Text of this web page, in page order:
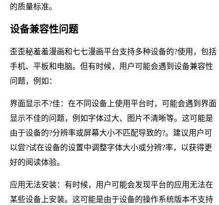
的质量标准。
设备兼容性问题
歪歪秘羞羞漫画和七七漫画平台支持多种设备的?使用，包括
手机、平板和电脑。但有时候，用户可能会遇到设备兼容性
问题，例如：
界面显示不?佳：在不同设备上使用平台时，可能会遇到界面
显示不佳的问题，例如字体过大、图片不清晰等。这可能是
由于设备的?分辨率或屏幕大小不匹配导致的?。建议用户可
以尝?试在设备的设置中调整字体大小或分辨?率，以获得更
好的阅读体验。
应用无法安装：有时候，用户可能会发现平台的应用无法在
某些设备上安装。这可能是由于设备的操作系统版本不支持